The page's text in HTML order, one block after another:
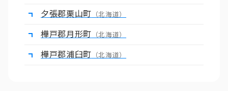
夕張郡栗山町 （北海道）
樺戸郡月形町 （北海道）
樺戸郡浦臼町 （北海道）